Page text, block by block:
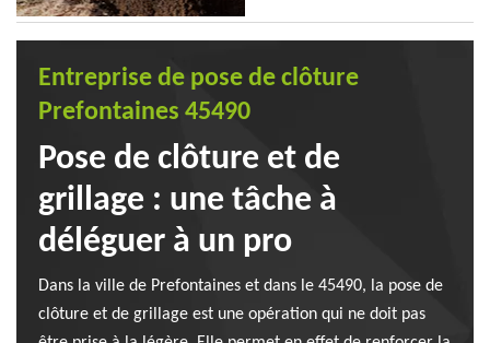
Entreprise de pose de clôture
Prefontaines 45490
Pose de clôture et de
grillage : une tâche à
déléguer à un pro
Dans la ville de Prefontaines et dans le 45490, la pose de
clôture et de grillage est une opération qui ne doit pas